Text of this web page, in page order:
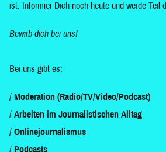
ist. Informier Dich noch heute und werde Teil
Bewirb dich bei uns!
Bei uns gibt es:
Moderation (Radio/TV/Video/Podcast)
Arbeiten im Journalistischen Alltag
Onlinejournalismus
Podcasts